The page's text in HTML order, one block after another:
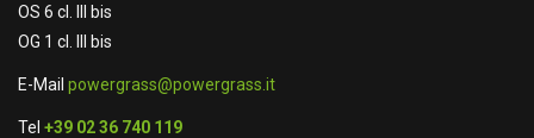
OS 6 cl. III bis
OG 1 cl. III bis
E-Mail powergrass@powergrass.it
Tel +39 02 36 740 119